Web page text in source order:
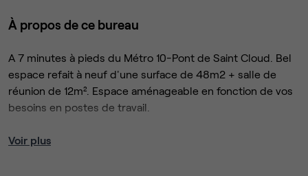
À propos de ce bureau
A 7 minutes à pieds du Métro 10-Pont de Saint Cloud. Bel
espace refait à neuf d'une surface de 48m2 + salle de
réunion de 12m². Espace aménageable en fonction de vos
besoins en postes de travail.
Actuellement l’espace est équipé de 12 postes +1 salle de
Voir plus